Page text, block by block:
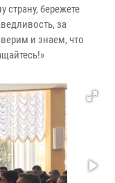
страну, бережете
за
и знаем, что